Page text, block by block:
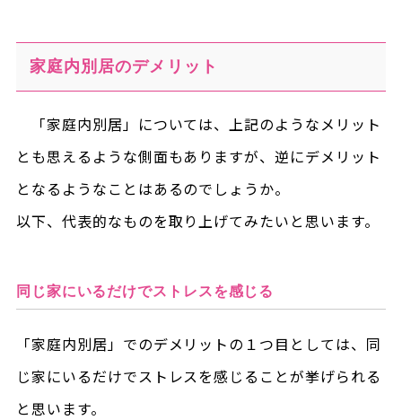
家庭内別居のデメリット
「家庭内別居」については、上記のようなメリット
とも思えるような側面もありますが、逆にデメリット
となるようなことはあるのでしょうか。
以下、代表的なものを取り上げてみたいと思います。
同じ家にいるだけでストレスを感じる
「家庭内別居」でのデメリットの１つ目としては、同
じ家にいるだけでストレスを感じることが挙げられる
と思います。